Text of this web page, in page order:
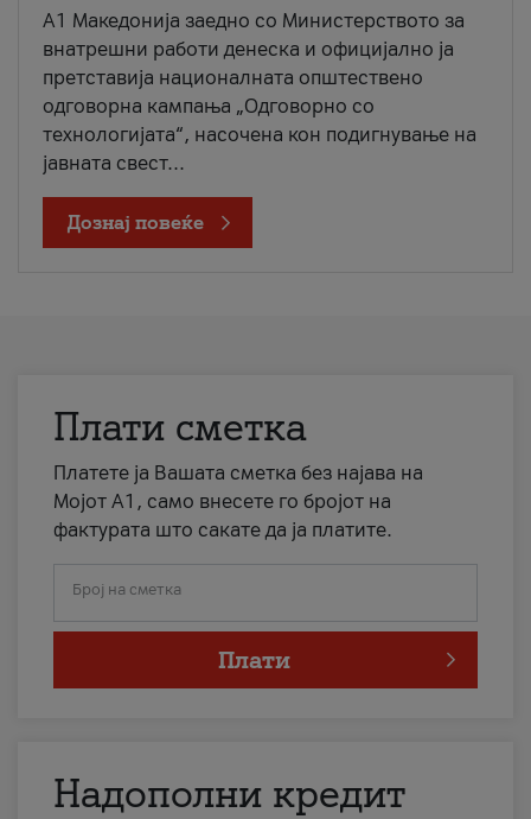
A1 Македонија заедно со Министерството за
внатрешни работи денеска и официјално ја
претставија националната општествено
одговорна кампања „Одговорно со
технологијата“, насочена кон подигнување на
јавната свест...
Дознај повеќе
Плати сметка
Платете ја Вашата сметка без најава на
Мојот А1, само внесете го бројот на
фактурата што сакате да ја платите.
Број на сметка
Плати
Надополни кредит